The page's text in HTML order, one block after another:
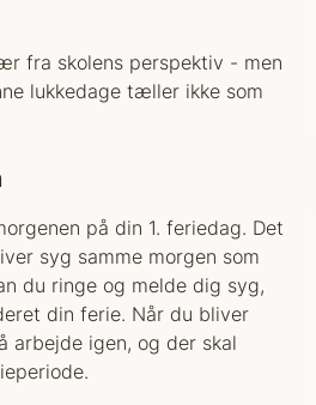
fra skolens perspektiv - men
lukkedage tæller ikke som
på din 1. feriedag. Det
syg samme morgen som
du ringe og melde dig syg,
din ferie. Når du bliver
arbejde igen, og der skal